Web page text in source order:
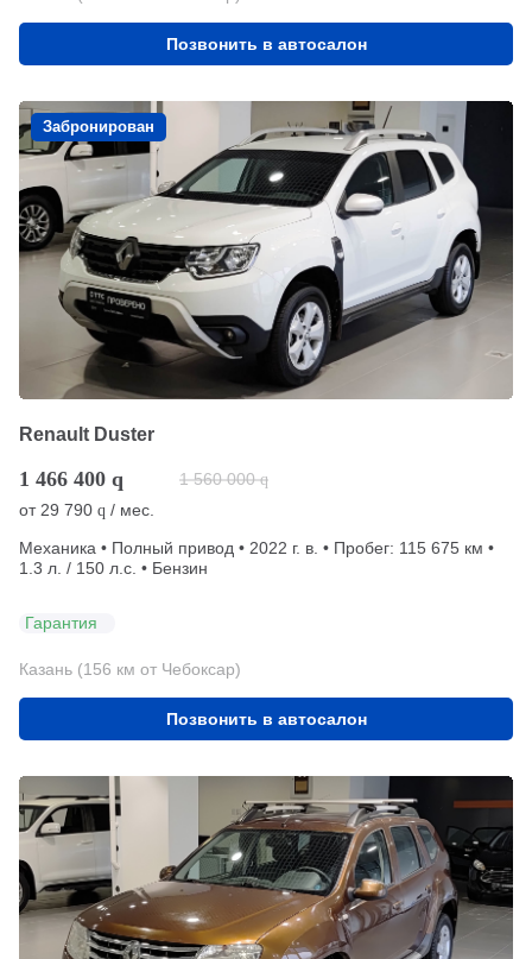
Позвонить в автосалон
Забронирован
Renault Duster
1 466 400 q 1 560 000 q
от 29 790 q / мес.
Механика • Полный привод • 2022 г. в. • Пробег: 115 675 км •
1.3 л. / 150 л.с. • Бензин
Гарантия
Казань (156 км от Чебоксар)
Позвонить в автосалон